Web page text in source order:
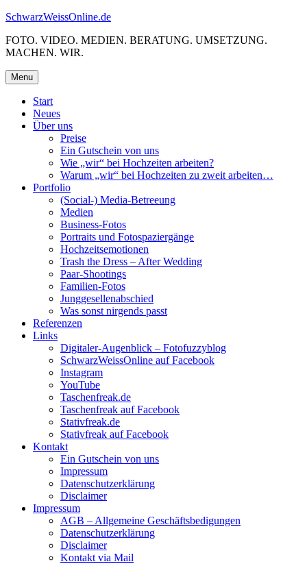
Skip
content
SchwarzWeissOnline.de
FOTO. VIDEO. MEDIEN. BERATUNG. UMSETZUNG.
MACHEN. WIR.
Menu
Start
Neues
Über uns
Preise
Ein Gutschein von uns
Wie „wir“ bei Hochzeiten arbeiten?
Warum „wir“ bei Hochzeiten zu zweit arbeiten…
Portfolio
(Social-) Media-Betreeung
Medien
Business-Fotos
Portraits und Fotospaziergänge
Hochzeitsemotionen
Trash the Dress – After Wedding
Paar-Shootings
Familien-Fotos
Junggesellenabschied
Was sonst nirgends passt
Referenzen
Links
Digitaler-Augenblick – Fotofuzzyblog
SchwarzWeissOnline auf Facebook
Instagram
YouTube
Taschenfreak.de
Taschenfreak auf Facebook
Stativfreak.de
Stativfreak auf Facebook
Kontakt
Ein Gutschein von uns
Impressum
Datenschutzerklärung
Disclaimer
Impressum
AGB – Allgemeine Geschäftsbedigungen
Datenschutzerklärung
Disclaimer
Kontakt via Mail